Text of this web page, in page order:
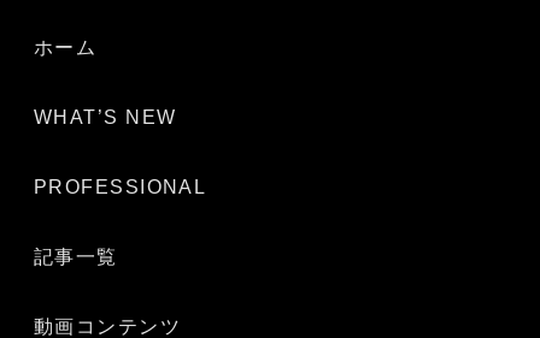
ホーム
WHAT’S NEW
PROFESSIONAL
記事一覧
動画コンテンツ